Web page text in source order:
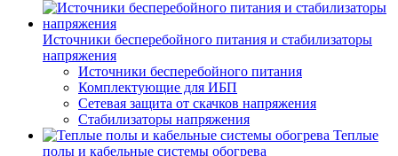
Источники бесперебойного питания и стабилизаторы
напряжения
Источники бесперебойного питания
Комплектующие для ИБП
Сетевая защита от скачков напряжения
Стабилизаторы напряжения
Теплые
полы и кабельные системы обогрева